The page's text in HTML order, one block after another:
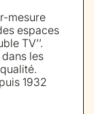
mesure
espaces
TV’’.
les
1932